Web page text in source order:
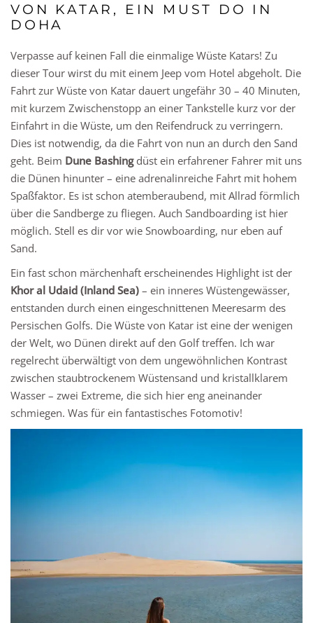
VON KATAR, EIN MUST DO IN
DOHA
Verpasse auf keinen Fall die einmalige Wüste Katars! Zu
dieser Tour wirst du mit einem Jeep vom Hotel abgeholt. Die
Fahrt zur Wüste von Katar dauert ungefähr 30 – 40 Minuten,
mit kurzem Zwischenstopp an einer Tankstelle kurz vor der
Einfahrt in die Wüste, um den Reifendruck zu verringern.
Dies ist notwendig, da die Fahrt von nun an durch den Sand
geht. Beim Dune Bashingdüst ein erfahrener Fahrer mit uns
die Dünen hinunter – eine adrenalinreiche Fahrt mit hohem
Spaßfaktor. Es ist schon atemberaubend, mit Allrad förmlich
über die Sandberge zu fliegen. Auch Sandboarding ist hier
möglich. Stell es dir vor wie Snowboarding, nur eben auf
Sand.
Ein fast schon märchenhaft erscheinendes Highlight ist der
Khor al Udaid (Inland Sea) – ein inneres Wüstengewässer,
entstanden durch einen eingeschnittenen Meeresarm des
Persischen Golfs. Die Wüste von Katar ist eine der wenigen
der Welt, wo Dünen direkt auf den Golf treffen. Ich war
regelrecht überwältigt von dem ungewöhnlichen Kontrast
zwischen staubtrockenem Wüstensand und kristallklarem
Wasser – zwei Extreme, die sich hier eng aneinander
schmiegen. Was für ein fantastisches Fotomotiv!